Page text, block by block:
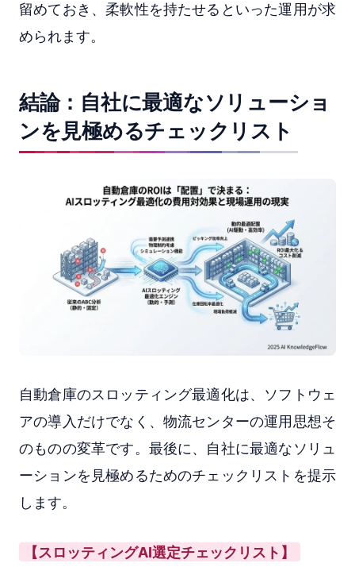
留めておき、柔軟性を持たせるといった運用が求
められます。
結論：自社に最適なソリューショ
ンを見極めるチェックリスト
自動倉庫のスロッティング最適化は、ソフトウェ
アの導入だけでなく、物流センターの運用思想そ
のものの変革です。最後に、自社に最適なソリュ
ーションを見極めるためのチェックリストを提示
します。
【スロッティングAI選定チェックリスト】